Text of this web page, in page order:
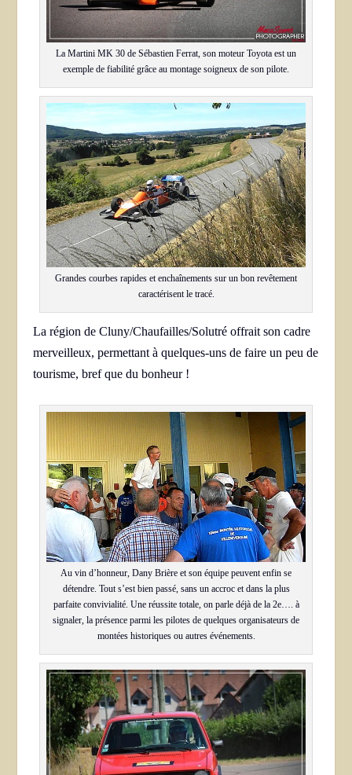
La Martini MK 30 de Sébastien Ferrat, son moteur Toyota est un
exemple de fiabilité grâce au montage soigneux de son pilote.
Grandes courbes rapides et enchaînements sur un bon revêtement
caractérisent le tracé.
La région de Cluny/Chaufailles/Solutré offrait son cadre
merveilleux, permettant à quelques-uns de faire un peu de
tourisme, bref que du bonheur !
Au vin d’honneur, Dany Brière et son équipe peuvent enfin se
détendre. Tout s’est bien passé, sans un accroc et dans la plus
parfaite convivialité. Une réussite totale, on parle déjà de la 2e…. à
signaler, la présence parmi les pilotes de quelques organisateurs de
montées historiques ou autres événements.